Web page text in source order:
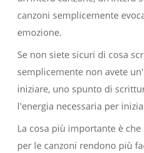
canzoni semplicemente
emozione.
Se non siete sicuri di cosa
semplicemente non avete
iniziare, uno spunto di
l'energia necessaria per
La cosa più importante è
per le canzoni rendono più